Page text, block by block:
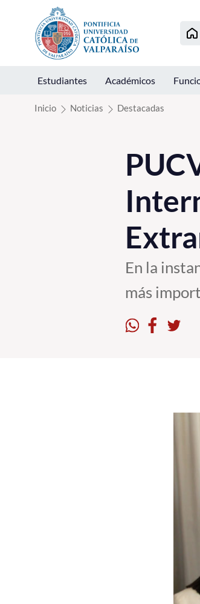
Click acá para ir directamente al contenido
Estudiantes Académicos
Inicio Noticias Destacadas
En la
más